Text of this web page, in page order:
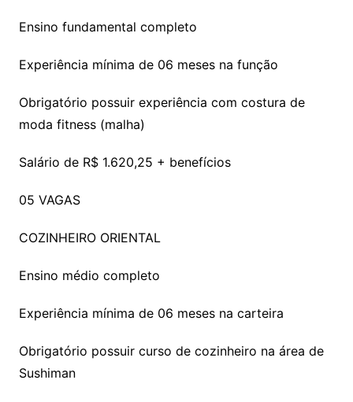
Ensino fundamental completo
Experiência mínima de 06 meses na função
Obrigatório possuir experiência com costura de
moda fitness (malha)
Salário de R$ 1.620,25 + benefícios
05 VAGAS
COZINHEIRO ORIENTAL
Ensino médio completo
Experiência mínima de 06 meses na carteira
Obrigatório possuir curso de cozinheiro na área de
Sushiman